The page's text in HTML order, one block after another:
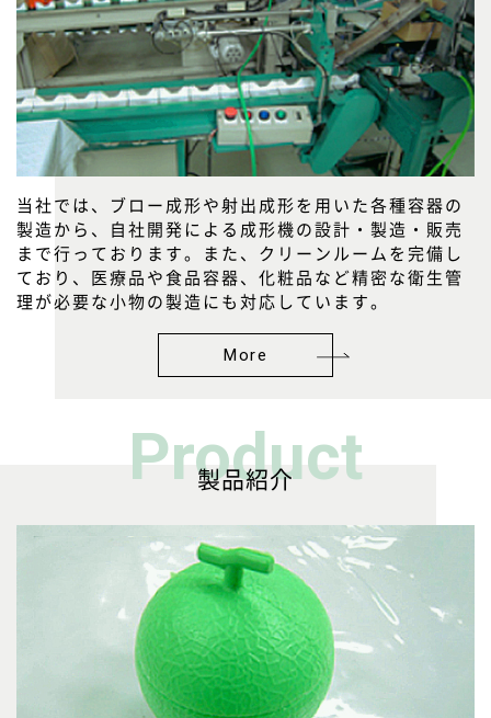
当社では、ブロー成形や射出成形を用いた各種容器の
製造から、自社開発による成形機の設計・製造・販売
まで行っております。また、クリーンルームを完備し
ており、医療品や食品容器、化粧品など精密な衛生管
理が必要な小物の製造にも対応しています。
More
Product
製品紹介